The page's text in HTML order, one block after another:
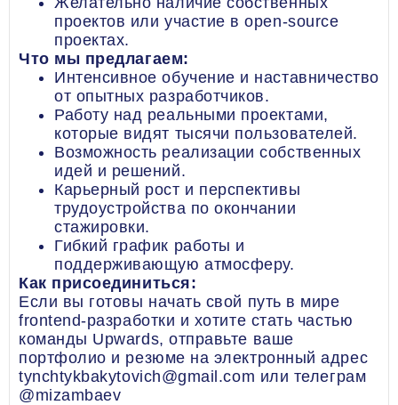
проектов или участие в open-source
проектах.
Что мы предлагаем:
Интенсивное обучение и наставничество
от опытных разработчиков.
Работу над реальными проектами,
которые видят тысячи пользователей.
Возможность реализации собственных
идей и решений.
Карьерный рост и перспективы
трудоустройства по окончании
стажировки.
Гибкий график работы и
поддерживающую атмосферу.
Как присоединиться:
Если вы готовы начать свой путь в мире
frontend-разработки и хотите стать частью
команды Upwards, отправьте ваше
портфолио и резюме на электронный адрес
tynchtykbakytovich@gmail.com или телеграм
@mizambaev